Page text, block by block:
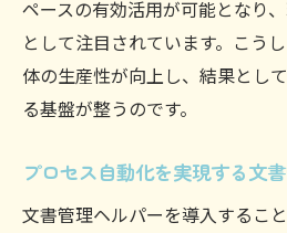
ペースの有効活用が可能となり
として注目されています。こう
体の生産性が向上し、結果とし
る基盤が整うのです。
プロセス自動化を実現する文
文書管理ヘルパーを導入するこ